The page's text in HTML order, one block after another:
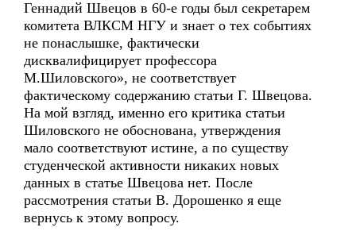
Геннадий Швецов в 60-е годы был секретарем
комитета ВЛКСМ НГУ и знает о тех событиях
не понаслышке, фактически
дисквалифицирует профессора
М.Шиловского», не соответствует
фактическому содержанию статьи Г. Швецова.
На мой взгляд, именно его критика статьи
Шиловского не обоснована, утверждения
мало соответствуют истине, а по существу
студенческой активности никаких новых
данных в статье Швецова нет. После
рассмотрения статьи В. Дорошенко я еще
вернусь к этому вопросу.